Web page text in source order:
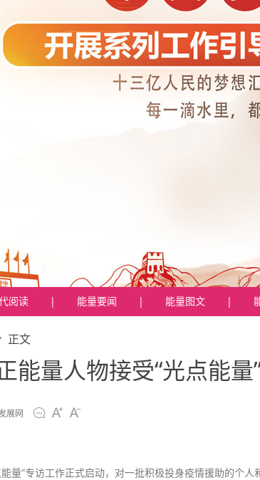
阅读 | 能量要闻 | 能量图文 |
正文
能量人物接受“光点能量
展网
量”专访工作正式启动，对一批积极投身疫情援助的个